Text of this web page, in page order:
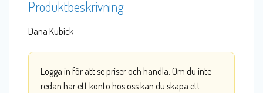
Produktbeskrivning
Dana Kubick
Logga in för att se priser och handla. Om du inte
redan har ett konto hos oss kan du skapa ett